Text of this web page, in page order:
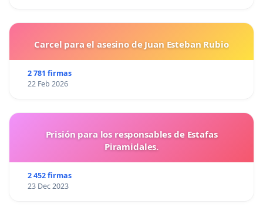
Carcel para el asesino de Juan Esteban Rubio
2 781 firmas
22 Feb 2026
Prisión para los responsables de Estafas
Piramidales.
2 452 firmas
23 Dec 2023